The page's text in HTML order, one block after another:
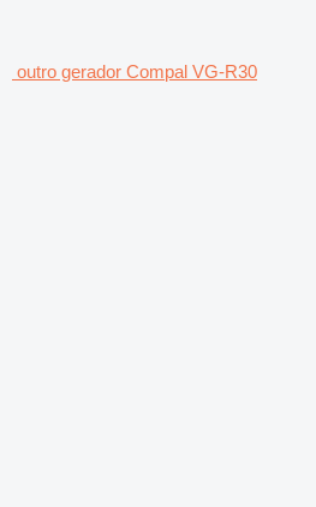
outro gerador Compal VG-R30